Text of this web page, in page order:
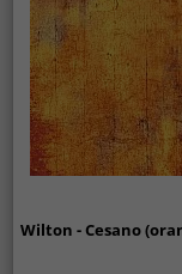
Wilton - Cesano